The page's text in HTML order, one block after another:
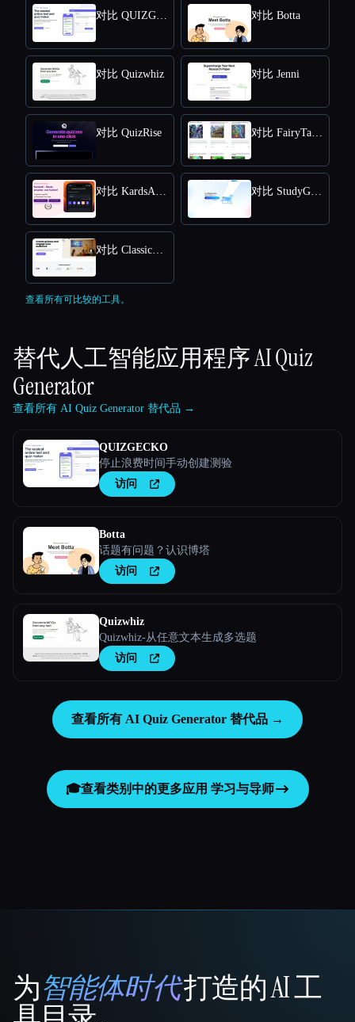
对比 QUIZGECKO 对比 Botta
对比 Quizwhiz 对比 Jenni
对比 QuizRise 对比 FairyTailAI
对比 KardsAI - AI Flashcard Maker 对比 StudyGPT
对比 Classicquiz com
查看所有可比较的工具。
替代人工智能应用程序AI Quiz
Generator
查看所有 AI Quiz Generator 替代品 →
QUIZGECKO
停止浪费时间手动创建测验
访问
Botta
话题有问题？认识博塔
访问
Quizwhiz
Quizwhiz-从任意文本生成多选题
访问
查看所有 AI Quiz Generator 替代品 →
🎓查看类别中的更多应用 学习与导师
That AI Collection
为智能体时代打造的 AI 工